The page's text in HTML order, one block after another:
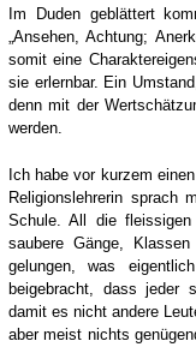
Im Duden geblättert
„Ansehen, Achtung;
somit eine
sie erlernbar. Ein
denn mit der
werden.
Ich habe vor kurzem
Religionslehrerin sprach
Schule. All die
saubere Gänge,
gelungen, was
beigebracht, dass jeder
damit es nicht andere
aber meist nichts